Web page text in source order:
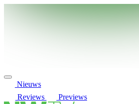
Nieuws
Reviews
Previews